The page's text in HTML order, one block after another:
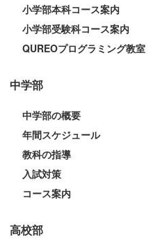
小学部本科コース案内
小学部受験科コース案内
QUREOプログラミング教室
中学部
中学部の概要
年間スケジュール
教科の指導
入試対策
コース案内
高校部